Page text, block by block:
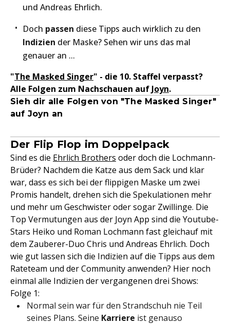
und Andreas Ehrlich.
Doch passen diese Tipps auch wirklich zu den
Indizien der Maske? Sehen wir uns das mal
genauer an ...
"The Masked Singer" - die 10. Staffel verpasst?
Alle Folgen zum Nachschauen auf Joyn.
Sieh dir alle Folgen von "The Masked Singer"
auf Joyn an
Der Flip Flop im Doppelpack
Sind es die Ehrlich Brothers oder doch die Lochmann-
Brüder? Nachdem die Katze aus dem Sack und klar
war, dass es sich bei der flippigen Maske um zwei
Promis handelt, drehen sich die Spekulationen mehr
und mehr um Geschwister oder sogar Zwillinge. Die
Top Vermutungen aus der Joyn App sind die Youtube-
Stars Heiko und Roman Lochmann fast gleichauf mit
dem Zauberer-Duo Chris und Andreas Ehrlich. Doch
wie gut lassen sich die Indizien auf die Tipps aus dem
Rateteam und der Community anwenden? Hier noch
einmal alle Indizien der vergangenen drei Shows:
Folge 1:
Normal sein war für den Strandschuh nie Teil
seines Plans. Seine Karriere ist genauso